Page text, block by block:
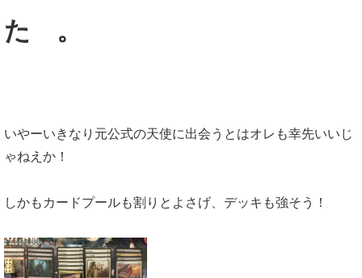
た 。
いやーいきなり元公式の天使に出会うとはオレも幸先いいじ
ゃねえか！
しかもカードプールも割りとよさげ、デッキも強そう！